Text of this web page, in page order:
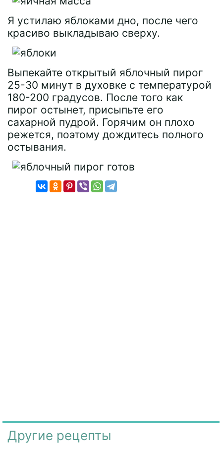
Я устилаю яблоками дно, после чего
красиво выкладываю сверху.
Выпекайте открытый яблочный пирог
25-30 минут в духовке с температурой
180-200 градусов. После того как
пирог остынет, присыпьте его
сахарной пудрой. Горячим он плохо
режется, поэтому дождитесь полного
остывания.
Другие рецепты